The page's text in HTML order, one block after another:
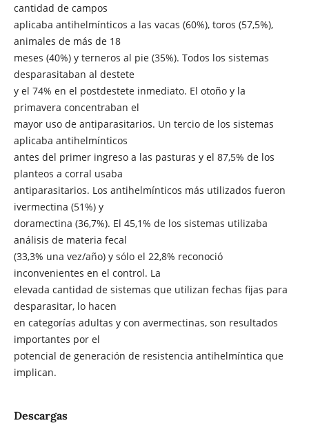
cantidad de campos
aplicaba antihelmínticos a las vacas (60%), toros (57,5%),
animales de más de 18
meses (40%) y terneros al pie (35%). Todos los sistemas
desparasitaban al destete
y el 74% en el postdestete inmediato. El otoño y la
primavera concentraban el
mayor uso de antiparasitarios. Un tercio de los sistemas
aplicaba antihelmínticos
antes del primer ingreso a las pasturas y el 87,5% de los
planteos a corral usaba
antiparasitarios. Los antihelmínticos más utilizados fueron
ivermectina (51%) y
doramectina (36,7%). El 45,1% de los sistemas utilizaba
análisis de materia fecal
(33,3% una vez/año) y sólo el 22,8% reconoció
inconvenientes en el control. La
elevada cantidad de sistemas que utilizan fechas fijas para
desparasitar, lo hacen
en categorías adultas y con avermectinas, son resultados
importantes por el
potencial de generación de resistencia antihelmíntica que
implican.
Descargas